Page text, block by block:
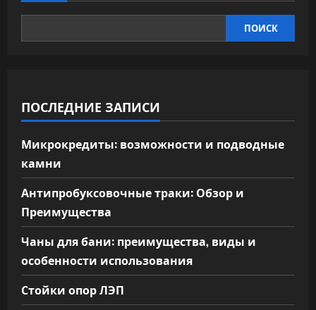
ПОИСК
ПОСЛЕДНИЕ ЗАПИСИ
Микрокредиты: возможности и подводные
камни
Антипробуксовочные траки: Обзор и
Преимущества
Чаны для бани: преимущества, виды и
особенности использования
Стойки опор ЛЭП